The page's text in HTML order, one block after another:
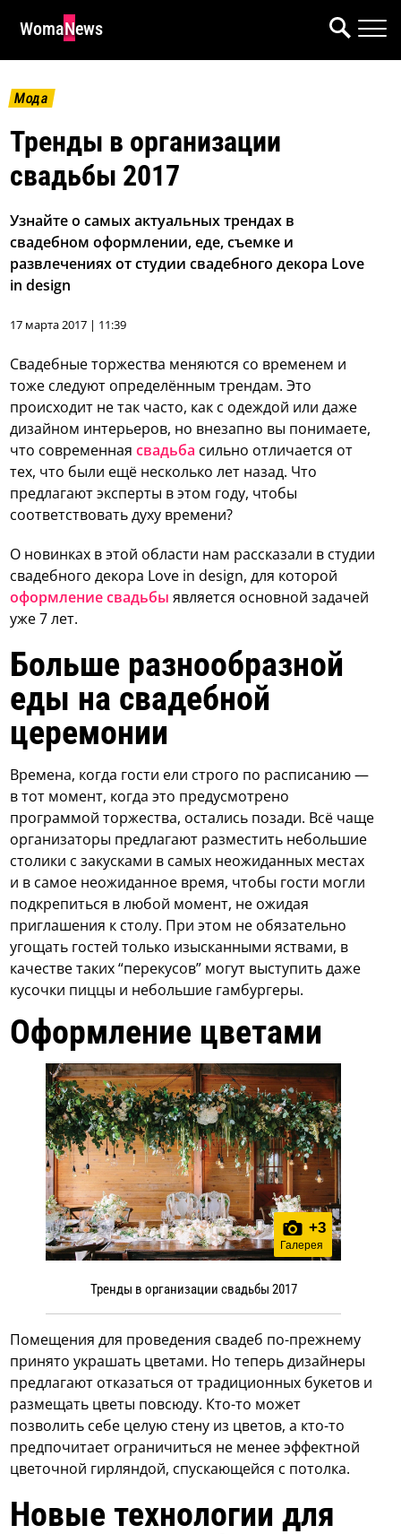
WomaNews
Мода
Тренды в организации
свадьбы 2017
Узнайте о самых актуальных трендах в
свадебном оформлении, еде, съемке и
развлечениях от студии свадебного декора Love
in design
17 марта 2017 | 11:39
Свадебные торжества меняются со временем и
тоже следуют определённым трендам. Это
происходит не так часто, как с одеждой или даже
дизайном интерьеров, но внезапно вы понимаете,
что современнаясвадьба сильно отличается от
тех, что были ещё несколько лет назад. Что
предлагают эксперты в этом году, чтобы
соответствовать духу времени?
О новинках в этой области нам рассказали в студии
свадебного декора Love in design, для которой
оформление свадьбы является основной задачей
уже 7 лет.
Больше разнообразной
еды на свадебной
церемонии
Времена, когда гости ели строго по расписанию —
в тот момент, когда это предусмотрено
программой торжества, остались позади. Всё чаще
организаторы предлагают разместить небольшие
столики с закусками в самых неожиданных местах
и в самое неожиданное время, чтобы гости могли
подкрепиться в любой момент, не ожидая
приглашения к столу. При этом не обязательно
угощать гостей только изысканными яствами, в
качестве таких “перекусов” могут выступить даже
кусочки пиццы и небольшие гамбургеры.
Оформление цветами
+3
Галерея
Тренды в организации свадьбы 2017
Помещения для проведения свадеб по-прежнему
принято украшать цветами. Но теперь дизайнеры
предлагают отказаться от традиционных букетов и
размещать цветы повсюду. Кто-то может
позволить себе целую стену из цветов, а кто-то
предпочитает ограничиться не менее эффектной
цветочной гирляндой, спускающейся с потолка.
Новые технологии для